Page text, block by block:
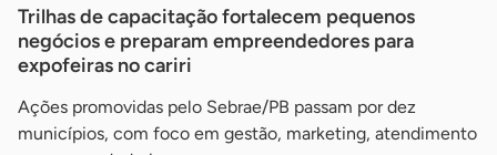
Trilhas de capacitação fortalecem pequenos
negócios e preparam empreendedores para
expofeiras no cariri
Ações promovidas pelo Sebrae/PB passam por dez
municípios, com foco em gestão, marketing, atendimento